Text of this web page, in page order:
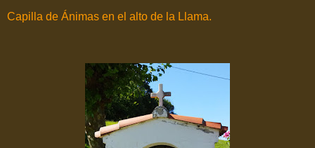
Capilla de Ánimas en el alto de la Llama.